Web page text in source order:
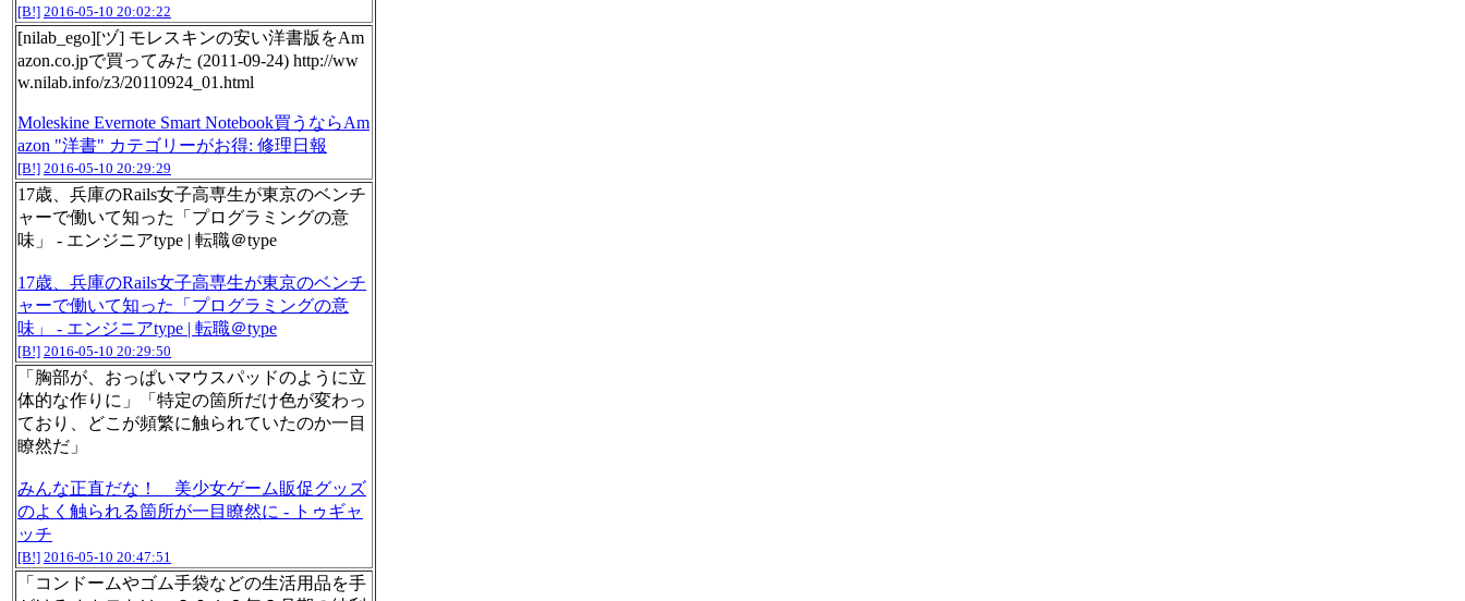
[B!] 2016-05-10 20:02:22
[nilab_ego][ヅ] モレスキンの安い洋書版をAm
azon.co.jpで買ってみた (2011-09-24) http://ww
w.nilab.info/z3/20110924_01.html
Moleskine Evernote Smart Notebook買うならAm
azon "洋書" カテゴリーがお得: 修理日報
[B!] 2016-05-10 20:29:29
17歳、兵庫のRails女子高専生が東京のベンチ
ャーで働いて知った「プログラミングの意
味」 - エンジニアtype | 転職＠type
17歳、兵庫のRails女子高専生が東京のベンチ
ャーで働いて知った「プログラミングの意
味」 - エンジニアtype | 転職＠type
[B!] 2016-05-10 20:29:50
「胸部が、おっぱいマウスパッドのように立
体的な作りに」「特定の箇所だけ色が変わっ
ており、どこが頻繁に触られていたのか一目
瞭然だ」
みんな正直だな！ 美少女ゲーム販促グッズ
のよく触られる箇所が一目瞭然に - トゥギャ
ッチ
[B!] 2016-05-10 20:47:51
「コンドームやゴム手袋などの生活用品を手